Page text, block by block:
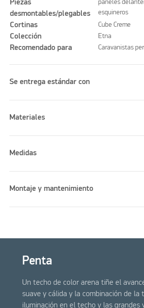
Piezas
desmontables/plegables
paneles
esquineros
Cortinas Cube Creme
Colección Etna
Recomendado para Caravanistas
Se entrega estándar con
Materiales
Medidas
Montaje y mantenimiento
Penta
Un techo de color arena tiñe el
suave y cálida y la combinación de la
iluminación en el techo y las grandes